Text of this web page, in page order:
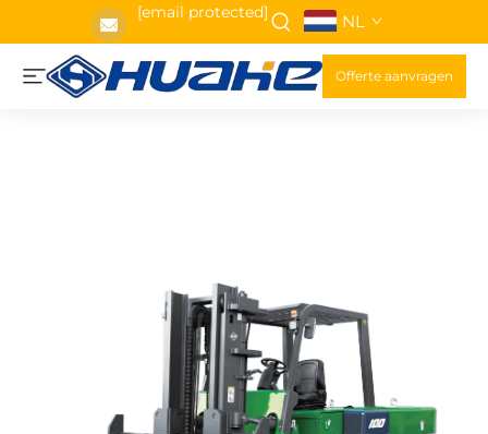
[email protected] NL
Offerte aanvragen